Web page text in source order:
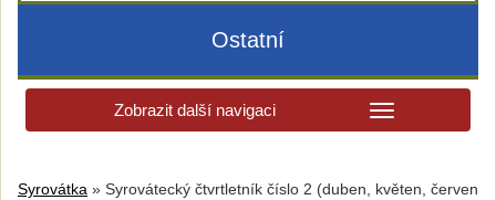
Ostatní
Zobrazit další navigaci
Syrovátka » Syrovátecký čtvrtletník číslo 2 (duben, květen, červen